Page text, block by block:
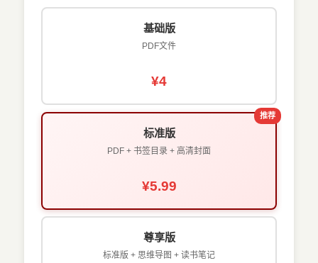
基础版
PDF文件
¥4
推荐
标准版
PDF + 书签目录 + 高清封面
¥5.99
尊享版
标准版 + 思维导图 + 读书笔记